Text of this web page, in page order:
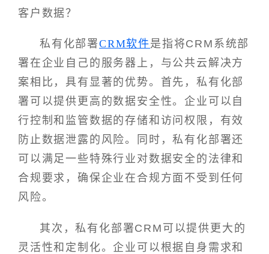
客户数据？
私有化部署CRM软件是指将CRM系统部
署在企业自己的服务器上，与公共云解决方
案相比，具有显著的优势。首先，私有化部
署可以提供更高的数据安全性。企业可以自
行控制和监管数据的存储和访问权限，有效
防止数据泄露的风险。同时，私有化部署还
可以满足一些特殊行业对数据安全的法律和
合规要求，确保企业在合规方面不受到任何
风险。
其次，私有化部署CRM可以提供更大的
灵活性和定制化。企业可以根据自身需求和